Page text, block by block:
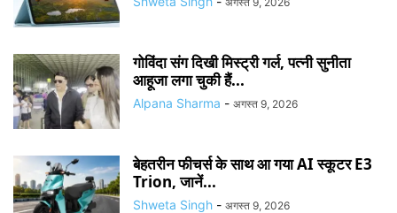
गोविंदा संग दिखी मिस्ट्री गर्ल, पत्नी सुनीता
आहूजा लगा चुकी हैं...
Alpana Sharma - अगस्त 9, 2026
बेहतरीन फीचर्स के साथ आ गया AI स्कूटर E3
Trion, जानें...
Shweta Singh - अगस्त 9, 2026